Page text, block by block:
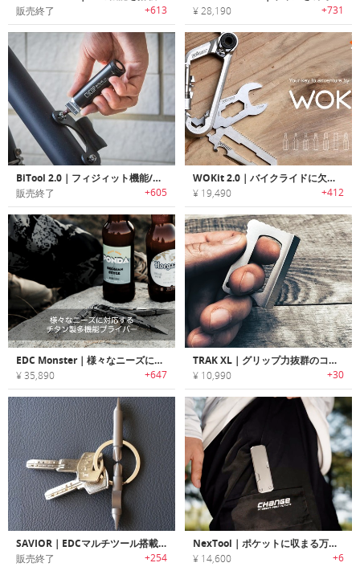
販売終了 +613 ¥ 28,190 +731
BiTool 2.0｜フィジィット機能/フラッシュライト付きキーホルダーサイズマルチツール「バイツール2.0」
販売終了 +605
WOKit 2.0｜バイクライドに欠かせないカラビナデザインユニバーサルマルチツール「ウォキット2.0」
¥ 19,490 +412
EDC Monster｜様々なニーズに対応するチタン製多機能プライバー
¥ 35,890 +647
TRAK XL｜グリップ力抜群のコンパクトEDCユーティリティーナイフツール「トラックXL」
¥ 10,990 +30
SAVIOR｜EDCマルチツール搭載チタン製キーリング「セービアー」
販売終了 +254
NexTool｜ポケットに収まる万能さ。4-in-1チタン製マルチツール
¥ 14,600 +6